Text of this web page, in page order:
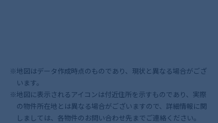
※地図はデータ作成時点のものであり、現状と異なる場合がござ
います。
※地図に表示されるアイコンは付近住所を示すものであり、実際
の物件所在地とは異なる場合がございますので、詳細情報に関
しましては、各物件のお問い合わせ先までご連絡ください。